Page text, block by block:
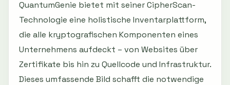
QuantumGenie bietet mit seiner CipherScan-
Technologie eine holistische Inventarplattform,
die alle kryptografischen Komponenten eines
Unternehmens aufdeckt – von Websites über
Zertifikate bis hin zu Quellcode und Infrastruktur.
Dieses umfassende Bild schafft die notwendige